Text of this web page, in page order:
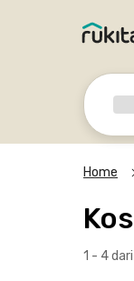
Home
1 - 4